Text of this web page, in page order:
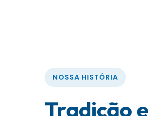
NOSSA HISTÓRIA
Tradição e